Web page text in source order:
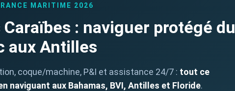
MARITIME 2026
: naviguer protégé du
aux Antilles
coque/machine, P&I et assistance 24/7 : tout ce
naviguant aux Bahamas, BVI, Antilles et Floride.